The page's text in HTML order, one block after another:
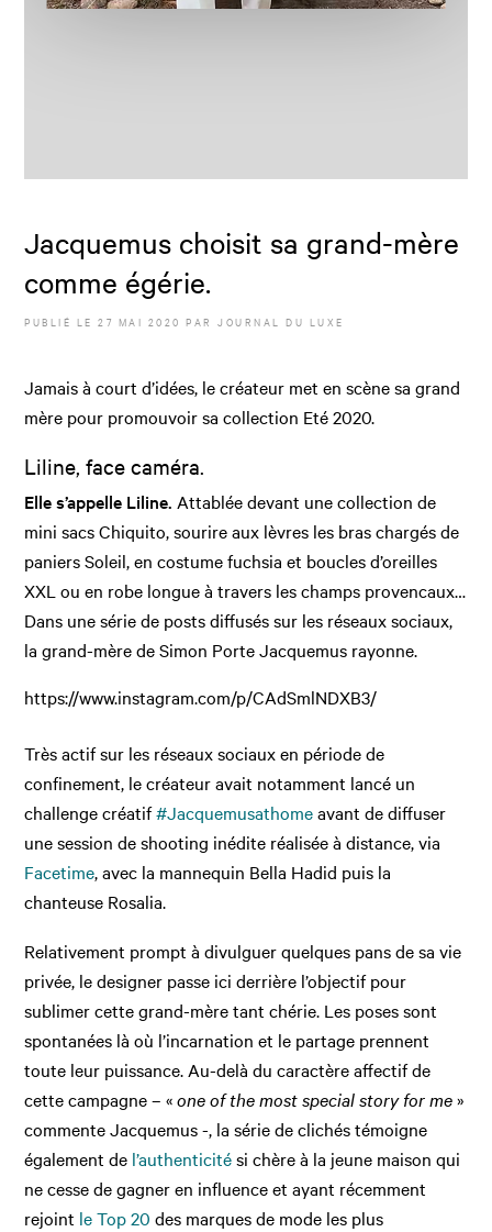
Jacquemus choisit sa grand-mère
comme égérie.
PUBLIÉ LE27 MAI 2020 PAR JOURNAL DU LUXE
Jamais à court d’idées, le créateur met en scène sa grand
mère pour promouvoir sa collection Eté 2020.
Liline, face caméra.
Elle s’appelle Liline. Attablée devant une collection de
mini sacs Chiquito, sourire aux lèvres les bras chargés de
paniers Soleil, en costume fuchsia et boucles d’oreilles
XXL ou en robe longue à travers les champs provencaux…
Dans une série de posts diffusés sur les réseaux sociaux,
la grand-mère de Simon Porte Jacquemus rayonne.
https://www.instagram.com/p/CAdSmlNDXB3/
Très actif sur les réseaux sociaux en période de
confinement, le créateur avait notamment lancé un
challenge créatif#Jacquemusathomeavant de diffuser
une session de shooting inédite réalisée à distance, via
Facetime, avec la mannequin Bella Hadid puis la
chanteuse Rosalia.
Relativement prompt à divulguer quelques pans de sa vie
privée, le designer passe ici derrière l’objectif pour
sublimer cette grand-mère tant chérie. Les poses sont
spontanées là où l’incarnation et le partage prennent
toute leur puissance. Au-delà du caractère affectif de
cette campagne – «one of the most special story for me»
commente Jacquemus -, la série de clichés témoigne
également de l’authenticitési chère à la jeune maison qui
ne cesse de gagner en influence et ayant récemment
rejoint le Top 20des marques de mode les plus